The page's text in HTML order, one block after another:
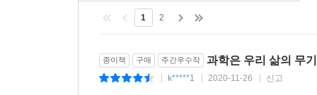
거치면서 감염병이라고 하는 재난 상황에 대한
갖춘다는 것은 결코 쉬운 결정은 아니었을 것이
과기부에서 기초과학연구원의 산하 기관으로
전기를 맞이하려 하고 있다. 무엇보다 이제는, 언
1 2
종이책 구매 주간우수작 과학은 우리 삶의 무
k*****1 2020-11-26 신고